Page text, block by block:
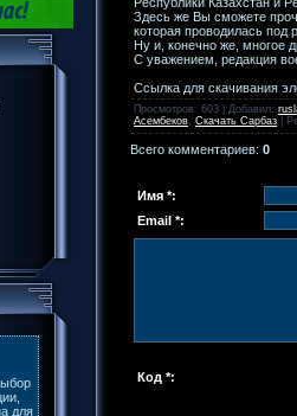
Здесь же Вы сможете
которая проводилась под
Ну и, конечно же, многое
С уважением, редакция
Ссылка для скачивания
Просмотров: 603 | Добавил:
Асембеков Скачать Сарбаз
Всего комментариев: 0
Имя *:
Email *:
Код *: